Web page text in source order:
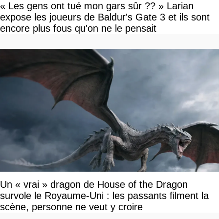
« Les gens ont tué mon gars sûr ?? » Larian
expose les joueurs de Baldur's Gate 3 et ils sont
encore plus fous qu'on ne le pensait
Un « vrai » dragon de House of the Dragon
survole le Royaume-Uni : les passants filment la
scène, personne ne veut y croire